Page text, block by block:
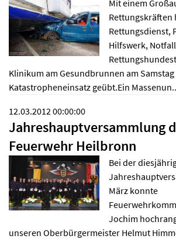
Mit einem
Rettungskräften
Rettungsdienst,
Hilfswerk,
Klinikum am Gesundbrunnen am
Katastropheneinsatz geübt.Ein
12.03.2012 00:00:00
Jahreshauptversammlung
Feuerwehr Heilbronn
Bei der
März konnte
Jochim
unseren Oberbürgermeister Helmut